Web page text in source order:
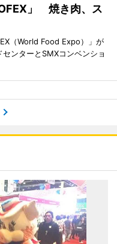
」 焼き肉、ス
（World Food Expo）」が
ンターとSMXコンベンショ